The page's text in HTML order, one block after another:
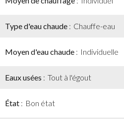
Type d'eau chaude Chauffe-eau
Moyen d'eau chaude Individuelle
Eaux usées Tout à l'égout
État Bon état